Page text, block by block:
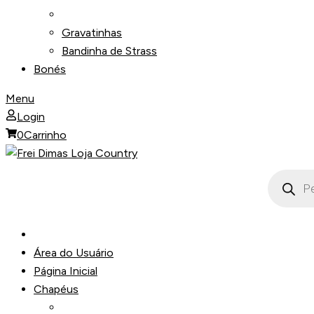
Gravatinhas
Bandinha de Strass
Bonés
Menu
Login
0Carrinho
produtos
Área do Usuário
Página Inicial
Chapéus